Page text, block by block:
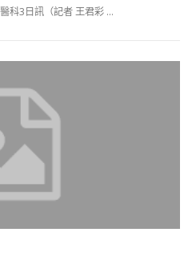
科3日訊（記者 王君彩 …